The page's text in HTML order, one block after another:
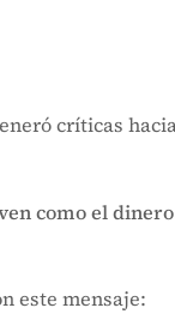
críticas
como el
este mensaje: